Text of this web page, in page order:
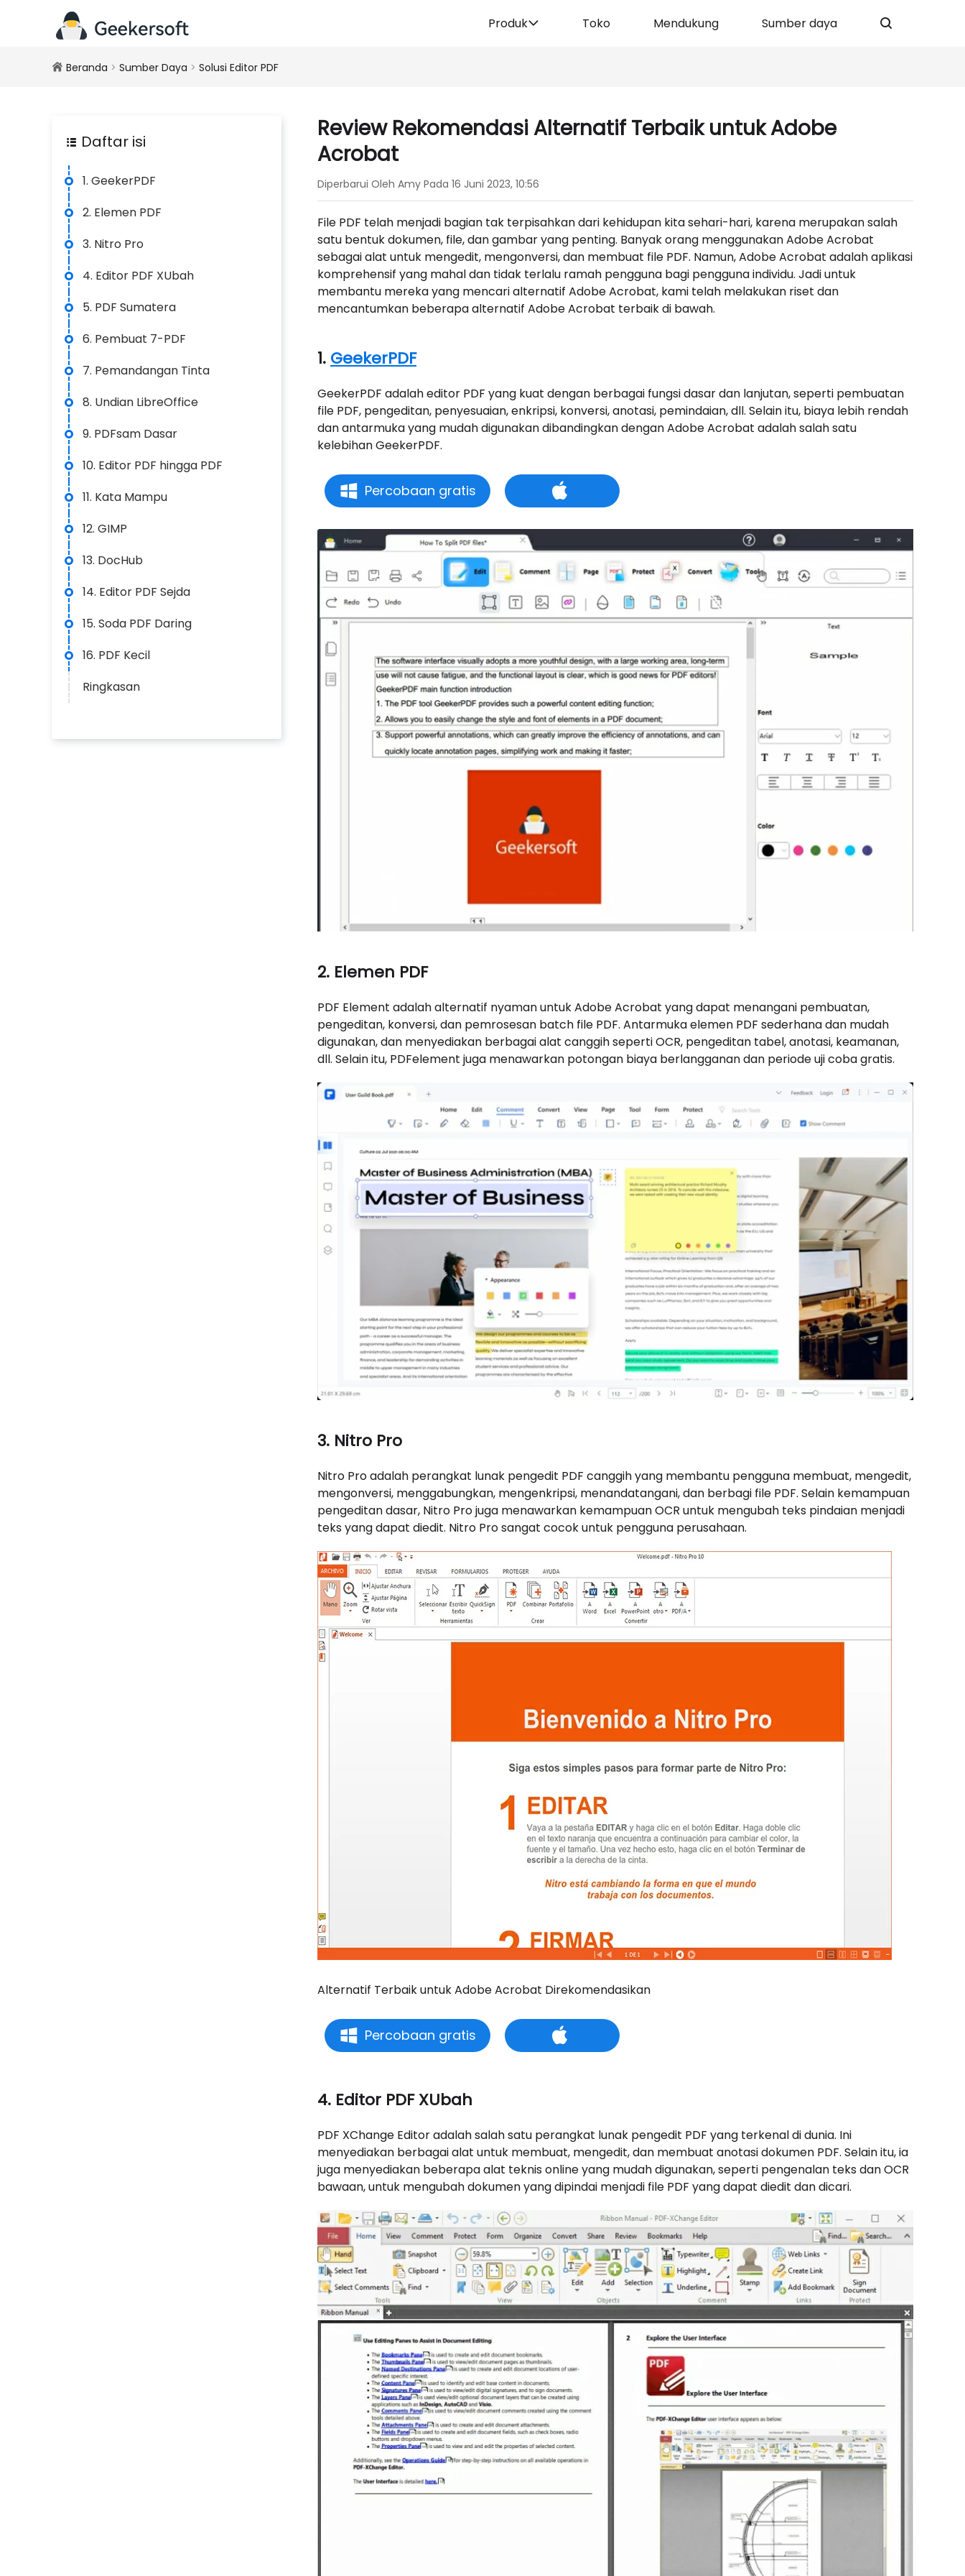
Produk Toko Mendukung Sumber daya
Beranda > Sumber Daya > Solusi Editor PDF
Daftar isi
1. GeekerPDF
2. Elemen PDF
3. Nitro Pro
4. Editor PDF XUbah
5. PDF Sumatera
6. Pembuat 7-PDF
7. Pemandangan Tinta
8. Undian LibreOffice
9. PDFsam Dasar
10. Editor PDF hingga PDF
11. Kata Mampu
12. GIMP
13. DocHub
14. Editor PDF Sejda
15. Soda PDF Daring
16. PDF Kecil
Ringkasan
Review Rekomendasi Alternatif Terbaik untuk Adobe
Acrobat
Diperbarui Oleh Amy Pada 16 Juni 2023, 10:56
File PDF telah menjadi bagian tak terpisahkan dari kehidupan kita sehari-hari, karena merupakan salah
satu bentuk dokumen, file, dan gambar yang penting. Banyak orang menggunakan Adobe Acrobat
sebagai alat untuk mengedit, mengonversi, dan membuat file PDF. Namun, Adobe Acrobat adalah aplikasi
komprehensif yang mahal dan tidak terlalu ramah pengguna bagi pengguna individu. Jadi untuk
membantu mereka yang mencari alternatif Adobe Acrobat, kami telah melakukan riset dan
mencantumkan beberapa alternatif Adobe Acrobat terbaik di bawah.
1. GeekerPDF
GeekerPDF adalah editor PDF yang kuat dengan berbagai fungsi dasar dan lanjutan, seperti pembuatan
file PDF, pengeditan, penyesuaian, enkripsi, konversi, anotasi, pemindaian, dll. Selain itu, biaya lebih rendah
dan antarmuka yang mudah digunakan dibandingkan dengan Adobe Acrobat adalah salah satu
kelebihan GeekerPDF.
Percobaan gratis
2. Elemen PDF
PDF Element adalah alternatif nyaman untuk Adobe Acrobat yang dapat menangani pembuatan,
pengeditan, konversi, dan pemrosesan batch file PDF. Antarmuka elemen PDF sederhana dan mudah
digunakan, dan menyediakan berbagai alat canggih seperti OCR, pengeditan tabel, anotasi, keamanan,
dll. Selain itu, PDFelement juga menawarkan potongan biaya berlangganan dan periode uji coba gratis.
3. Nitro Pro
Nitro Pro adalah perangkat lunak pengedit PDF canggih yang membantu pengguna membuat, mengedit,
mengonversi, menggabungkan, mengenkripsi, menandatangani, dan berbagi file PDF. Selain kemampuan
pengeditan dasar, Nitro Pro juga menawarkan kemampuan OCR untuk mengubah teks pindaian menjadi
teks yang dapat diedit. Nitro Pro sangat cocok untuk pengguna perusahaan.
Alternatif Terbaik untuk Adobe Acrobat Direkomendasikan
Percobaan gratis
4. Editor PDF XUbah
PDF XChange Editor adalah salah satu perangkat lunak pengedit PDF yang terkenal di dunia. Ini
menyediakan berbagai alat untuk membuat, mengedit, dan membuat anotasi dokumen PDF. Selain itu, ia
juga menyediakan beberapa alat teknis online yang mudah digunakan, seperti pengenalan teks dan OCR
bawaan, untuk mengubah dokumen yang dipindai menjadi file PDF yang dapat diedit dan dicari.